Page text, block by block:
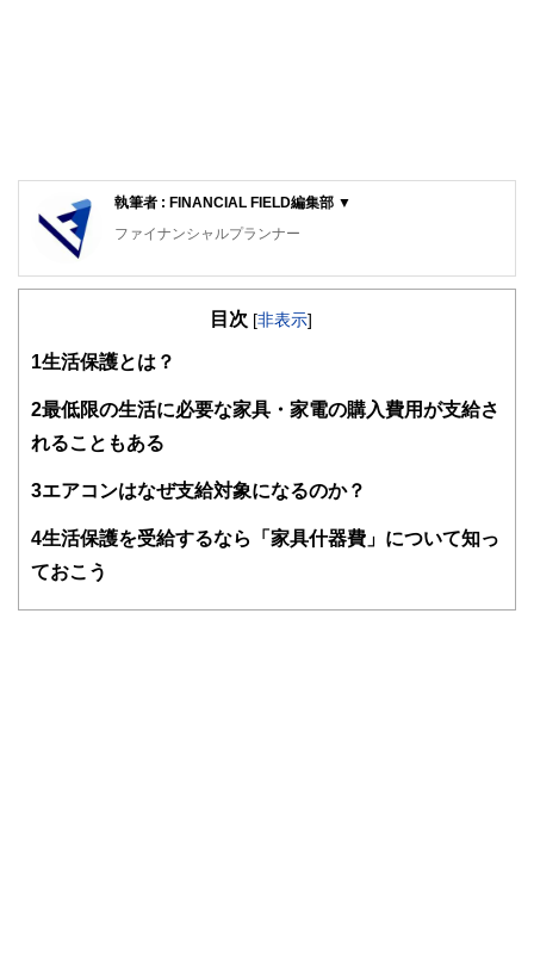
執筆者 : FINANCIAL FIELD編集部 ▼
ファイナンシャルプランナー
FinancialField編集部は、金融、経済に関する記事を、日々
知識がない方でも理解できるようわかりやすく発信していま
得者を中心に「お金や暮らし」に関する書籍・雑誌の編集経
験者で構成され、企画立案から記事掲載まですべての工程に
関わることで、読者目線のコンテンツを追求しています。
FinancialFieldの特徴は、ファイナンシャルプランナー、弁
ドバイザー、DCプランナー、公認会計士、社会保険労務
士、行政書士、投資アナリスト、キャリアコンサルタントな
をわかりやすく発信している点です。
目次 [非表示]
1 生活保護とは？
2最低限の生活に必要な家具・家電の購入費用が支給さ
れることもある
3エアコンはなぜ支給対象になるのか？
4生活保護を受給するなら「家具什器費」について知っ
ておこう